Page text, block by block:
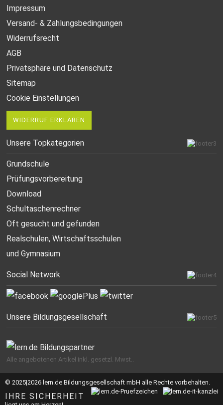
Impressum
Versand- & Zahlungsbedingungen
Widerrufsrecht
AGB
Privatsphäre und Datenschutz
Sitemap
Cookie Einstellungen
WIDERRUF ERKLÄREN
Unsere Topkategorien
Grundschule
Prüfungsvorbereitung
Download
Schultaschenrechner
Oft gesucht und gefunden
Realschulen,Wirtschaftsschulen
und Gymnasium
Social Network
Unsere Bildungsgesellschaft
Alle angebotenen Artikel inkl. gesetzl. Mwst..
© 2025|2026 lern.de Bildungsgesellschaft mbH alle Rechte vorbehalten.
IHRE SICHERHEIT